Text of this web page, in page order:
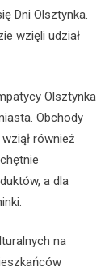
Dni Olsztynka.
wzięli udział
Olsztynka
Obchody
również
a dla
na